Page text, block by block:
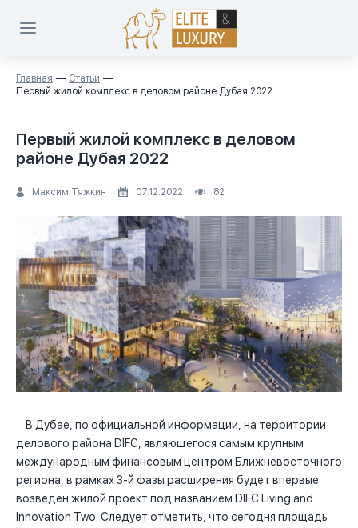
Главная
Статьи
Первый жилой комплекс в деловом районе Дубая 2022
Первый жилой комплекс в деловом
районе Дубая 2022
Максим Тяжкин 07.12.2022 82
В Дубае, по официальной информации, на территории
делового района DIFC, являющегося самым крупным
международным финансовым центром Ближневосточного
региона, в рамках 3-й фазы расширения будет впервые
возведен жилой проект под названием DIFC Living and
Innovation Two. Следует отметить, что сегодня площадь